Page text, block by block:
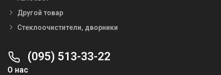
Другой товар
Стеклоочистители, дворники
(095) 513-33-22
О нас